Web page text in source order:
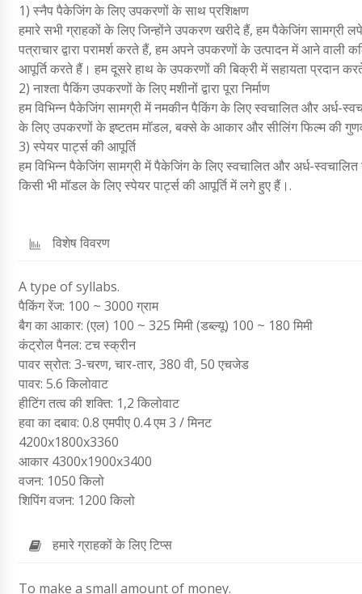
1) स्नैप पैकेजिंग के लिए उपकरणों के साथ प्रशिक्षण
हमारे सभी ग्राहकों के लिए जिन्होंने उपकरण खरीदे हैं, हम पैकेजिंग
पत्राचार द्वारा परामर्श करते हैं, हम अपने उपकरणों के उत्पादन में आने
आपूर्ति करते हैं। हम दूसरे हाथ के उपकरणों की बिक्री में सहायता प्रदान
2) नाश्ता पैकिंग उपकरणों के लिए मशीनों द्वारा पूरा निर्माण
हम विभिन्न पैकेजिंग सामग्री में नमकीन पैकिंग के लिए स्वचालित और
के लिए उपकरणों के इष्टतम मॉडल, बक्से के आकार और सीलिंग फिल्म की
3) स्पेयर पार्ट्स की आपूर्ति
हम विभिन्न पैकेजिंग सामग्री में पैकेजिंग के लिए स्वचालित और अर्ध-
किसी भी मॉडल के लिए स्पेयर पार्ट्स की आपूर्ति में लगे हुए हैं।.
विशेष विवरण
A type of syllabs.
पैकिंग रेंज: 100 ~ 3000 ग्राम
बैग का आकार: (एल) 100 ~ 325 मिमी (डब्ल्यू) 100 ~ 180 मिमी
कंट्रोल पैनल: टच स्क्रीन
पावर स्रोत: 3-चरण, चार-तार, 380 वी, 50 एचजेड
पावर: 5.6 किलोवाट
हीटिंग तत्व की शक्ति: 1,2 किलोवाट
हवा का दबाव: 0.8 एमपीए 0.4 एम 3 / मिनट
4200x1800x3360
आकार 4300x1900x3400
वजन: 1050 किलो
शिपिंग वजन: 1200 किलो
हमारे ग्राहकों के लिए टिप्स
To make a small amount of money.